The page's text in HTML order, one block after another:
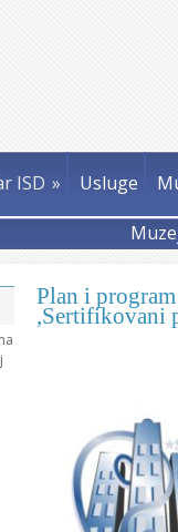
ISD » Usluge
Plan i
,Sertifikovani